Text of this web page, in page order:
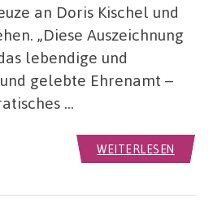
an Doris Kischel und
„Diese Auszeichnung
lebendige und
gelebte Ehrenamt –
…
WEITERLESEN